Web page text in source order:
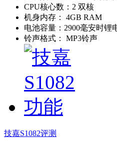
CPU核心数： 2 双核
机身内存：
4GB RAM
电池容量： 2900毫安时锂
铃声格式：
MP3铃声
技嘉S1082评测